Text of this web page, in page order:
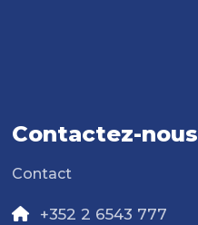
Contactez-nous
Contact
+352 2 6543 777